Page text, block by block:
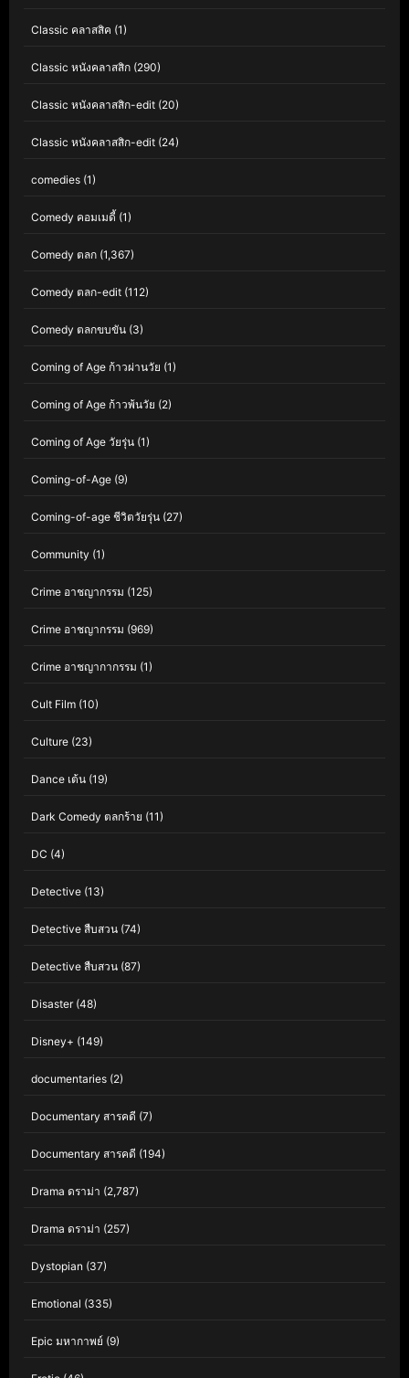
Classic คลาสสิค (1)
Classic หนังคลาสสิก (290)
Classic หนังคลาสสิก-edit (20)
Classic หนังคลาสสิก-edit (24)
comedies (1)
Comedy คอมเมดี้ (1)
Comedy ตลก (1,367)
Comedy ตลก-edit (112)
Comedy ตลกขบขัน (3)
Coming of Age ก้าวผ่านวัย (1)
Coming of Age ก้าวพ้นวัย (2)
Coming of Age วัยรุ่น (1)
Coming-of-Age (9)
Coming-of-age ชีวิตวัยรุ่น (27)
Community (1)
Crime อาชญากรรม (125)
Crime อาชญากรรม (969)
Crime อาชญากากรรม (1)
Cult Film (10)
Culture (23)
Dance เต้น (19)
Dark Comedy ตลกร้าย (11)
DC (4)
Detective (13)
Detective สืบสวน (74)
Detective สืบสวน (87)
Disaster(48)
Disney+ (149)
documentaries (2)
Documentary สารคดี (7)
Documentary สารคดี (194)
Drama ดราม่า (2,787)
Drama ดราม่า (257)
Dystopian (37)
Emotional (335)
Epic มหากาพย์ (9)